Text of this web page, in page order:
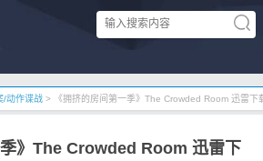
/动作谍战 > 《拥挤的房间第一季》The Crowded Room 迅雷下
季》The Crowded Room 迅雷下